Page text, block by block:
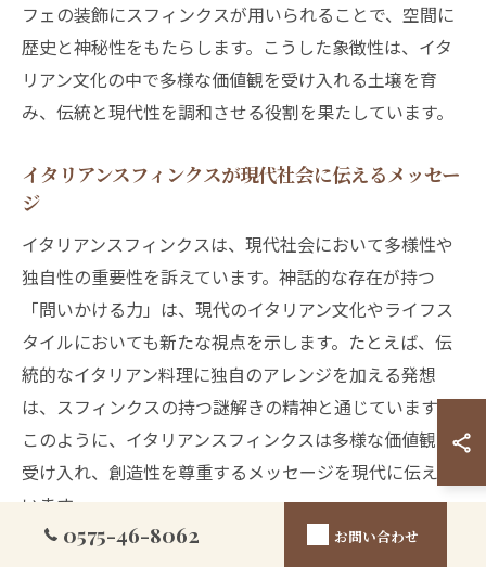
フェの装飾にスフィンクスが用いられることで、空間に
歴史と神秘性をもたらします。こうした象徴性は、イタ
リアン文化の中で多様な価値観を受け入れる土壌を育
み、伝統と現代性を調和させる役割を果たしています。
イタリアンスフィンクスが現代社会に伝えるメッセー
ジ
イタリアンスフィンクスは、現代社会において多様性や
独自性の重要性を訴えています。神話的な存在が持つ
「問いかける力」は、現代のイタリアン文化やライフス
タイルにおいても新たな視点を示します。たとえば、伝
統的なイタリアン料理に独自のアレンジを加える発想
は、スフィンクスの持つ謎解きの精神と通じています。
このように、イタリアンスフィンクスは多様な価値観を
受け入れ、創造性を尊重するメッセージを現代に伝えて
います。
0575-46-8062 お問い合わせ